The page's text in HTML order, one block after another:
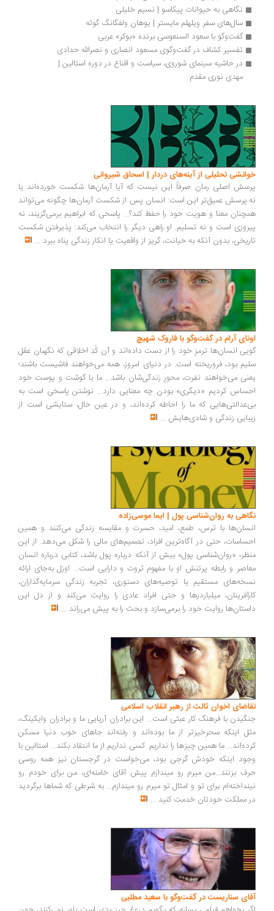
نگاهی به حیوانات پیکاسو | نسیم خلیلی
سال‌های سفر ویلهلم مایستر | یوهان ولفگانگ گوته
گفت‌وگو با سعود السنعوسی برنده «بوکر» عربی
تفسیر کشاف در گفت‌وگوی مسعود انصاری و نصرالله حدادی
در حاشیه سینمای شوروی، سیاست و اقناع در دوره‌ استالین |
مهدی نوری مقدم
تحلیلی از آینه‌های دردار | اسحاق شیروانی
اصلی رمان صرفاً این نیست که آیا آرمان‌ها شکست خورده‌اند یا
عمیق‌تر این است: انسان پس از شکست آرمان‌ها چگونه می‌تواند
معنا و هویت خود را حفظ کند؟... پاسخی که ابراهیم برمی‌گزیند، نه
است و نه تسلیم. او راهی دیگر را انتخاب می‌کند: پذیرفتن شکست
بدون آنکه به خیانت، گریز از واقعیت یا انکار زندگی پناه ببرد...
آرام در گفت‌وگو با فاروک شهیچ‭
انسان‌ها ترمزِ خود را از دست داده‌اند و آن کُدِ اخلاقی که نگهبان عقل
بود، فروریخته است. در دنیای امروز، همه می‌خواهند فاشیست باشند؛
می‌خواهند نفرت، محورِ زندگی‌شان باشد... ما با گوشت و پوست خود
کردیم «دیگری» بودن چه معنایی دارد... نوشتن پاسخی است به
که ما را احاطه کرده‌اند، و در عین حال، ستایشی است از
زندگی و شادی‌هایش...
به روان‌شناسی پول | ایما موسی‌زاده
با ترس، طمع، امید، حسرت و مقایسه زندگی می‌کنند و همین
حتی در آگاه‌ترین افراد، تصمیم‌های مالی را شکل می‌دهد. از این
«روان‌شناسی پول» بیش از آنکه درباره پول باشد، کتابی درباره انسان
و رابطه پرتنش او با مفهوم ثروت و دارایی است... اوزل به‌جای ارائه
مستقیم یا توصیه‌های دستوری، تجربه زندگی سرمایه‌گذاران،
میلیاردرها و حتی افراد عادی را روایت می‌کند و از دل این
روایت خود را برمی‌سازد و بحث را به پیش می‌راند...
اخوان ثالث از رهبر انقلاب اسلامی
با فرهنگ کار عبثی است... این برادران آریایی ما و برادران وایکینگ،
اینکه سحرخیزتر از ما بوده‌اند و رفته‌اند جاهای خوب دنیا مسکن
ما همین چیزها را نداریم. کسی نداریم از ما انتقاد بکند... استالین با
اینکه خودش گرجی بود، می‌خواست در گرجستان نیز همه روسی
بزنند...من میرم رو میندازم پیش آقای خامنه‌ای، من برای خودم رو
برای تو و امثال تو میرم رو میندازم... به شرطی که شماها برگردید
مملکت خودتان خدمت کنید...
سناریست در گفت‌وگو با سعید مطلبی